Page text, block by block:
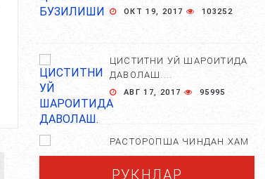
ОКТ 19, 2017 103252
ЦИСТИТНИ УЙ ШАРОИТИДА
ДАВОЛАШ....
АВГ 17, 2017 95995
РАСТОРОПША ЧИНДАН ХАМ
ФОЙДАЛИМИ?...
АПР 25, 2021
РУКНЛАР